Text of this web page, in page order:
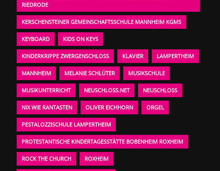
RIEDRODE
KERSCHENSTEINER GEMEINSCHAFTSSCHULE MANNHEIM KGMS
KEYBOARD KIDS ON KEYS
KINDERKRIPPE ZWERGENSCHLOSS KLAVIER LAMPERTHEIM
MANNHEIM MELANIE SCHLÜTER MUSIKSCHULE
MUSIKUNTERRICHT NEUSCHLOSS.NET NEUSCHLOSS
NIX WIE RANTASTEN OLIVER EICHHORN ORGEL
PESTALOZZISCHULE LAMPERTHEIM
PROTESTANTISCHE KINDERTAGESSTÄTTE BOBENHEIM ROXHEIM
ROCK THE CHURCH ROXHEIM